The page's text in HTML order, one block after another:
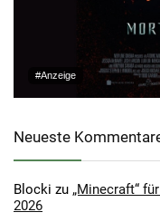
#Anzeige
Neueste
Blocki zu „Minecraft“
2026